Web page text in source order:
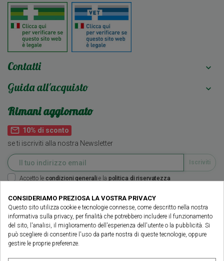
Contatti 
Guida all'acquisto 
Rimani aggiornato
mail_outline 10% di sconto
se ti iscriviti alla nostra Newsletter
Accetto le condizioni generali e la politica di riservatezza
Seguici su
CONSIDERIAMO PREZIOSA LA VOSTRA PRIVACY
Questo sito utilizza cookie e tecnologie connesse, come descritto nella nostra
informativa sulla privacy, per finalità che potrebbero includere il funzionamento
del sito, l'analisi, il miglioramento dell'esperienza dell'utente o la pubblicità. Si
può scegliere di consentire l'uso da parte nostra di queste tecnologie, oppure
gestire le proprie preferenze.